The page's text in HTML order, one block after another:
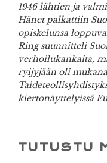
1946 lähtien ja
Hänet palkattiin
opiskelunsa
Ring suunnitteli
verhoilukankaita,
ryijyjään oli
kiertonäyttelyissä
TUTUSTU